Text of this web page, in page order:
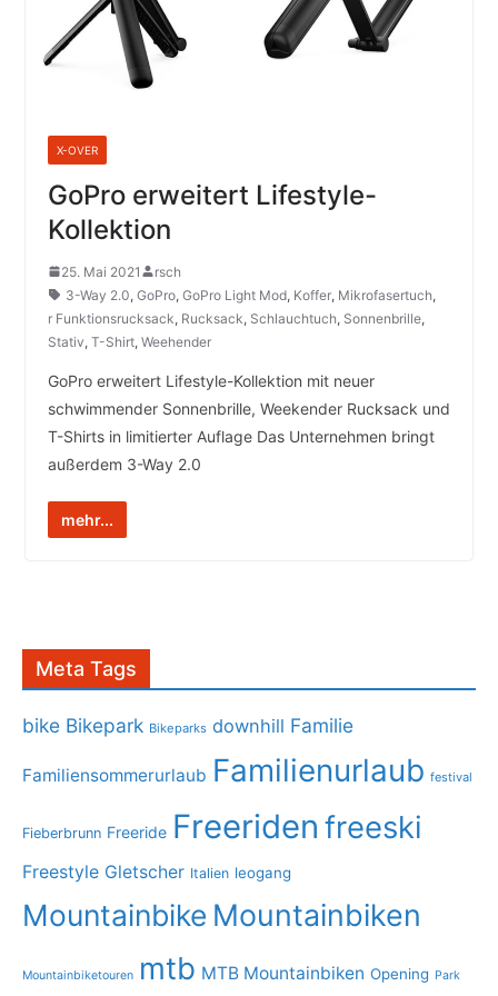
X-OVER
GoPro erweitert Lifestyle-
Kollektion
25. Mai 2021
rsch
3-Way 2.0, GoPro, GoPro Light Mod, Koffer, Mikrofasertuch,
r Funktionsrucksack, Rucksack, Schlauchtuch, Sonnenbrille,
Stativ, T-Shirt, Weehender
GoPro erweitert Lifestyle-Kollektion mit neuer
schwimmender Sonnenbrille, Weekender Rucksack und
T-Shirts in limitierter Auflage Das Unternehmen bringt
außerdem 3-Way 2.0
mehr...
Meta Tags
bike Bikepark Bikeparks downhill Familie
Familiensommerurlaub Familienurlaub festival
Fieberbrunn Freeride Freeriden freeski
Freestyle Gletscher Italien leogang
Mountainbike Mountainbiken
Mountainbiketouren mtb MTB Mountainbiken Opening Park